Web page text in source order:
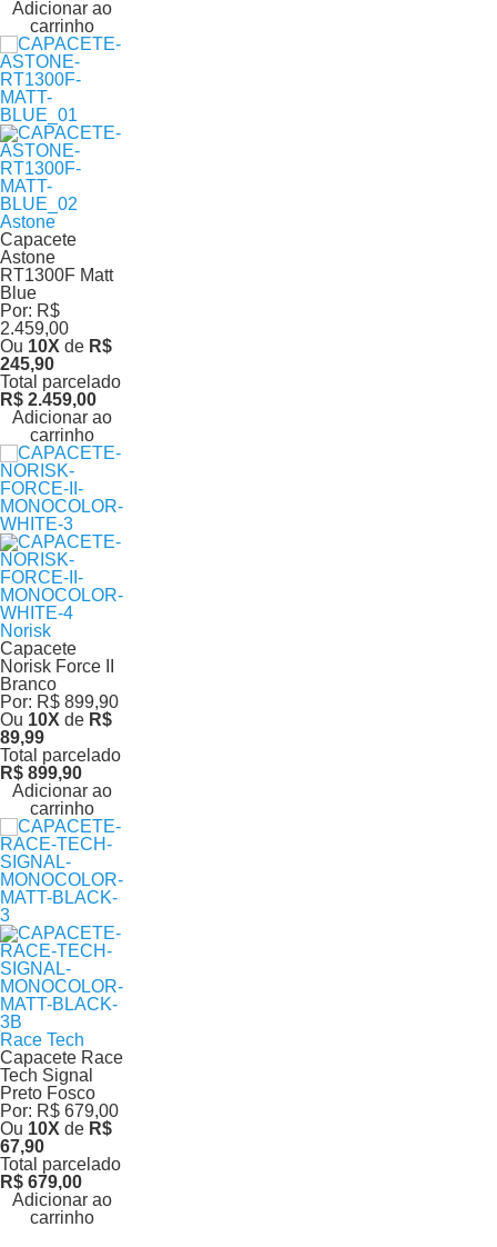
Adicionar ao
carrinho
Astone
Capacete
Astone
RT1300F Matt
Blue
Por: R$
2.459,00
Ou 10X de R$
245,90
Total parcelado
R$ 2.459,00
Adicionar ao
carrinho
Norisk
Capacete
Norisk Force II
Branco
Por: R$ 899,90
Ou 10X de R$
89,99
Total parcelado
R$ 899,90
Adicionar ao
carrinho
Race Tech
Capacete Race
Tech Signal
Preto Fosco
Por: R$ 679,00
Ou 10X de R$
67,90
Total parcelado
R$ 679,00
Adicionar ao
carrinho